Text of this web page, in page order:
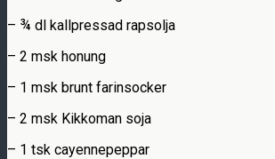
– ¾ dl kallpressad rapsolja
– 2 msk honung
– 1 msk brunt farinsocker
– 2 msk Kikkoman soja
– 1 tsk cayennepeppar